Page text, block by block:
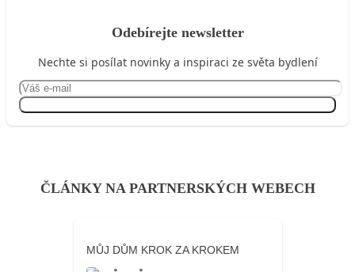
Odebírejte newsletter
Nechte si posílat novinky a inspiraci ze světa bydlení
ČLÁNKY NA PARTNERSKÝCH WEBECH
MŮJ DŮM KROK ZA KROKEM